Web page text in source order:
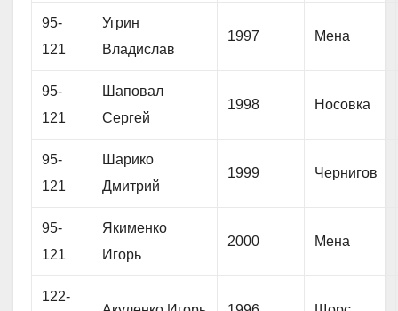
95-
121
Угрин
Владислав
1997 Мена
95-
121
Шаповал
Сергей
1998 Носовка
95-
121
Шарико
Дмитрий
1999 Чернигов
95-
121
Якименко
Игорь
2000 Мена
122-